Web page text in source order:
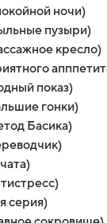
ночи)
пузыри)
кресло)
показ)
гонки)
Басика)
серия)